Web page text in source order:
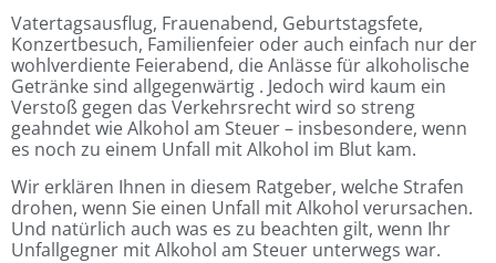
Vatertagsausflug, Frauenabend, Geburtstagsfete,
Konzertbesuch, Familienfeier oder auch einfach nur der
wohlverdiente Feierabend, die Anlässe für alkoholische
Getränke sind allgegenwärtig . Jedoch wird kaum ein
Verstoß gegen das Verkehrsrecht wird so streng
geahndet wie Alkohol am Steuer – insbesondere, wenn
es noch zu einem Unfall mit Alkohol im Blut kam.
Wir erklären Ihnen in diesem Ratgeber, welche Strafen
drohen, wenn Sie einen Unfall mit Alkohol verursachen.
Und natürlich auch was es zu beachten gilt, wenn Ihr
Unfallgegner mit Alkohol am Steuer unterwegs war.